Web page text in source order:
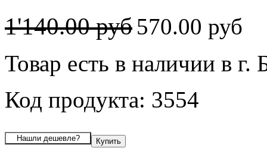
1'140.00 руб 570.00 руб
Товар есть в наличии в г.
Код продукта: 3554